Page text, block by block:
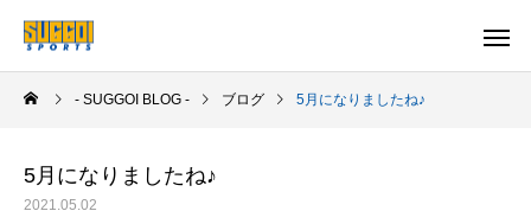
- SUGGOI BLOG - ブログ 5月になりましたね♪
5月になりましたね♪
2021.05.02